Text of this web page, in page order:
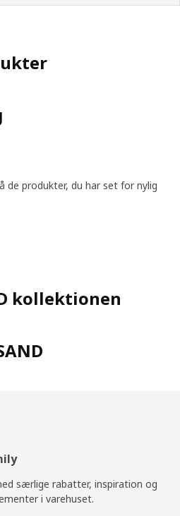
de produkter, du har set for nylig
kollektionen
særlige rabatter, inspiration og
i varehuset.